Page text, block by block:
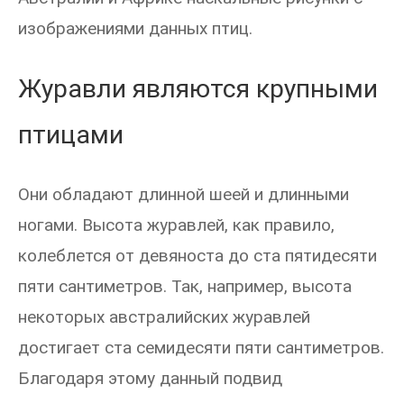
изображениями данных птиц.
Журавли являются крупными
птицами
Они обладают длинной шеей и длинными
ногами. Высота журавлей, как правило,
колеблется от девяноста до ста пятидесяти
пяти сантиметров. Так, например, высота
некоторых австралийских журавлей
достигает ста семидесяти пяти сантиметров.
Благодаря этому данный подвид